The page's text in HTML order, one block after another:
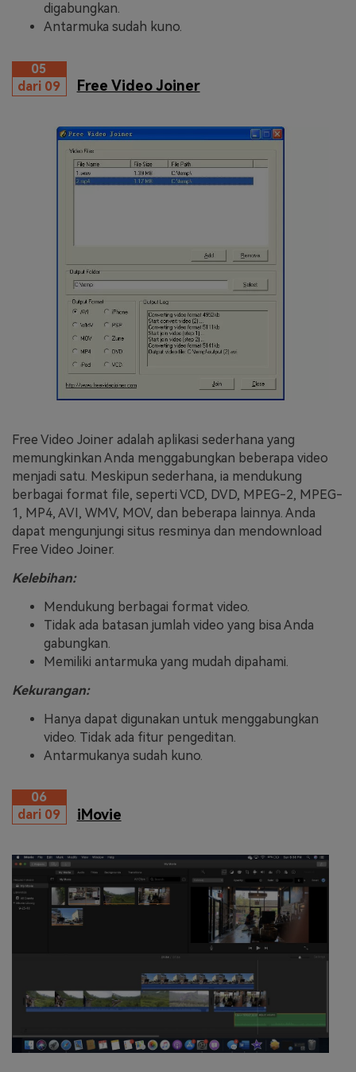
digabungkan.
Antarmuka sudah kuno.
05
dari 09
Free Video Joiner
Free Video Joiner adalah aplikasi sederhana yang
memungkinkan Anda menggabungkan beberapa video
menjadi satu. Meskipun sederhana, ia mendukung
berbagai format file, seperti VCD, DVD, MPEG-2, MPEG-
1, MP4, AVI, WMV, MOV, dan beberapa lainnya. Anda
dapat mengunjungi situs resminya dan mendownload
Free Video Joiner.
Kelebihan:
Mendukung berbagai format video.
Tidak ada batasan jumlah video yang bisa Anda
gabungkan.
Memiliki antarmuka yang mudah dipahami.
Kekurangan:
Hanya dapat digunakan untuk menggabungkan
video. Tidak ada fitur pengeditan.
Antarmukanya sudah kuno.
06
dari 09
iMovie